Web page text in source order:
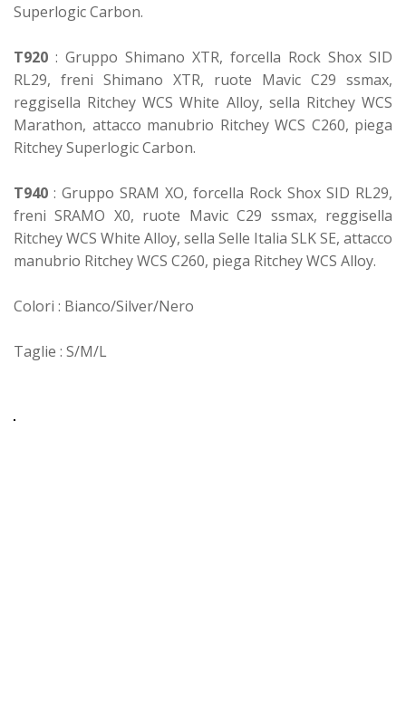
Superlogic Carbon.
T920 : Gruppo Shimano XTR, forcella Rock Shox SID
RL29, freni Shimano XTR, ruote Mavic C29 ssmax,
reggisella Ritchey WCS White Alloy, sella Ritchey WCS
Marathon, attacco manubrio Ritchey WCS C260, piega
Ritchey Superlogic Carbon.
T940 : Gruppo SRAM XO, forcella Rock Shox SID RL29,
freni SRAMO X0, ruote Mavic C29 ssmax, reggisella
Ritchey WCS White Alloy, sella Selle Italia SLK SE, attacco
manubrio Ritchey WCS C260, piega Ritchey WCS Alloy.
Colori : Bianco/Silver/Nero
Taglie : S/M/L